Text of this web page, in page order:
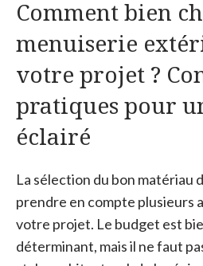
Comment bien
menuiserie
votre projet ?
pratiques pour
éclairé
La sélection du bon matériau
prendre en compte plusieurs
votre projet. Le budget est
déterminant, mais il ne faut